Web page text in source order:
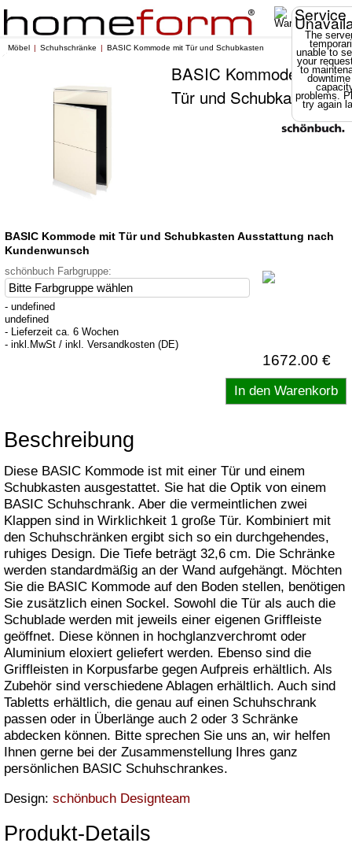
Service
The
unable to
your
to
problems.
try again
Möbel Schuhschränke BASIC Kommode mit Tür und Schubkasten
BASIC Kommode mit
Tür und Schubkasten
BASIC Kommode mit Tür und Schubkasten Ausstattung nach
Kundenwunsch
schönbuch Farbgruppe:
- undefined
undefined
- Lieferzeit ca. 6 Wochen
- inkl.MwSt / inkl. Versandkosten (DE)
1672.00 €
Beschreibung
Diese BASIC Kommode ist mit einer Tür und einem
Schubkasten ausgestattet. Sie hat die Optik von einem
BASIC Schuhschrank. Aber die vermeintlichen zwei
Klappen sind in Wirklichkeit 1 große Tür. Kombiniert mit
den Schuhschränken ergibt sich so ein durchgehendes,
ruhiges Design. Die Tiefe beträgt 32,6 cm. Die Schränke
werden standardmäßig an der Wand aufgehängt. Möchten
Sie die BASIC Kommode auf den Boden stellen, benötigen
Sie zusätzlich einen Sockel. Sowohl die Tür als auch die
Schublade werden mit jeweils einer eigenen Griffleiste
geöffnet. Diese können in hochglanzverchromt oder
Aluminium eloxiert geliefert werden. Ebenso sind die
Griffleisten in Korpusfarbe gegen Aufpreis erhältlich. Als
Zubehör sind verschiedene Ablagen erhältlich. Auch sind
Tabletts erhältlich, die genau auf einen Schuhschrank
passen oder in Überlänge auch 2 oder 3 Schränke
abdecken können. Bitte sprechen Sie uns an, wir helfen
Ihnen gerne bei der Zusammenstellung Ihres ganz
persönlichen BASIC Schuhschrankes.
Design: schönbuch Designteam
Produkt-Details